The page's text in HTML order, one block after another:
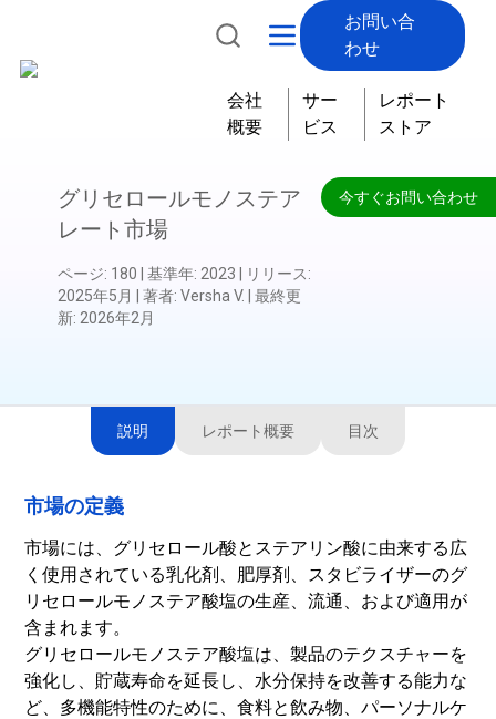
お問い合
わせ
会社
概要
サー
ビス
レポート
ストア
今すぐお問い合わせ
グリセロールモノステア
レート市場
ページ: 180 基準年: 2023 リリース:
2025年5月
著者: Versha V.
最終更
新: 2026年2月
説明 レポート概要 目次
市場の定義
市場には、グリセロール酸とステアリン酸に由来する広
く使用されている乳化剤、肥厚剤、スタビライザーのグ
リセロールモノステア酸塩の生産、流通、および適用が
含まれます。
グリセロールモノステア酸塩は、製品のテクスチャーを
強化し、貯蔵寿命を延長し、水分保持を改善する能力な
ど、多機能特性のために、食料と飲み物、パーソナルケ